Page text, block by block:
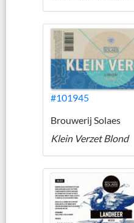
#101945
Brouwerij Solaes
Klein Verzet Blond